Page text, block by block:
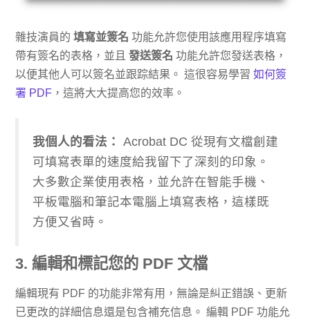
雜技演員的填寫並簽名 功能允許您使用該應用程序填寫
帶有簽名的表格，並且發送簽名 功能允許您發送表格，
以便其他人可以簽名並跟踪結果。 這很容易學習如何簽
署 PDF ，這將大大提高您的效率。
我個人的看法： Acrobat DC 從現有文檔創建
可填寫表單的速度給我留下了深刻的印象。
大多數企業使用表格，並允許在智能手機、
平板電腦和筆記本電腦上填寫表格，這樣既
方便又省時。
3. 編輯和標記您的 PDF 文檔
編輯現有 PDF 的功能非常有用，無論是糾正錯誤、更新
已更改的詳細信息還是包含補充信息。 編輯 PDF 功能允